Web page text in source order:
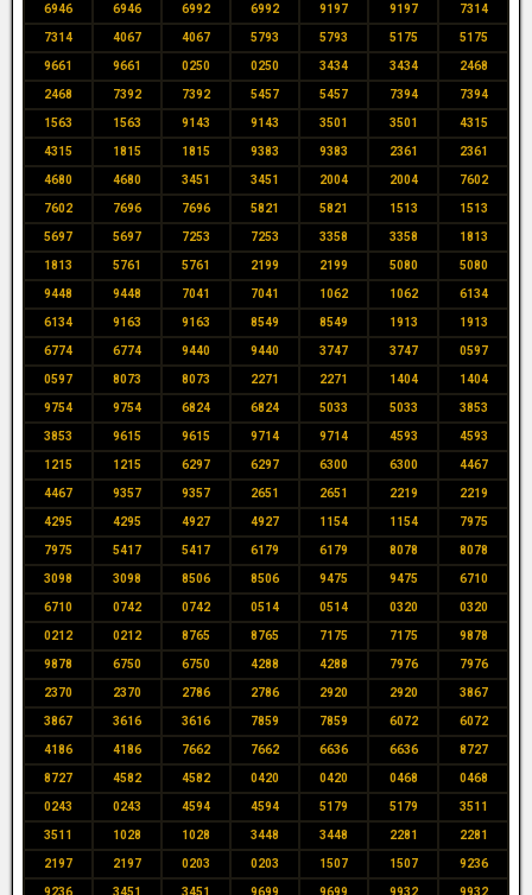
6946 6946 6992 6992 9197 9197 7314
7314 4067 4067 5793 5793 5175 5175
9661 9661 0250 0250 3434 3434 2468
2468 7392 7392 5457 5457 7394 7394
1563 1563 9143 9143 3501 3501 4315
4315 1815 1815 9383 9383 2361 2361
4680 4680 3451 3451 2004 2004 7602
7602 7696 7696 5821 5821 1513 1513
5697 5697 7253 7253 3358 3358 1813
1813 5761 5761 2199 2199 5080 5080
9448 9448 7041 7041 1062 1062 6134
6134 9163 9163 8549 8549 1913 1913
6774 6774 9440 9440 3747 3747 0597
0597 8073 8073 2271 2271 1404 1404
9754 9754 6824 6824 5033 5033 3853
3853 9615 9615 9714 9714 4593 4593
1215 1215 6297 6297 6300 6300 4467
4467 9357 9357 2651 2651 2219 2219
4295 4295 4927 4927 1154 1154 7975
7975 5417 5417 6179 6179 8078 8078
3098 3098 8506 8506 9475 9475 6710
6710 0742 0742 0514 0514 0320 0320
0212 0212 8765 8765 7175 7175 9878
9878 6750 6750 4288 4288 7976 7976
2370 2370 2786 2786 2920 2920 3867
3867 3616 3616 7859 7859 6072 6072
4186 4186 7662 7662 6636 6636 8727
8727 4582 4582 0420 0420 0468 0468
0243 0243 4594 4594 5179 5179 3511
3511 1028 1028 3448 3448 2281 2281
2197 2197 0203 0203 1507 1507 9236
9236 3451 3451 9699 9699 9932 9932